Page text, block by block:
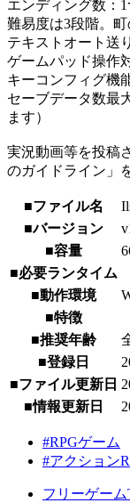
エンディング数：1
難易度は3段階。
テキストオート送
ゲームパッド操作
キーコンフィグ機
セーブデータ数最
ます）
実況動画等を投稿
のガイドライン」
■ファイル名
■バージョン
■容量
■必要ランタイム
■動作環境
■特徴
■推奨年齢
■登録日
■ファイル更新日
■情報更新日
#RPGゲーム
#アクション
フリーゲーム